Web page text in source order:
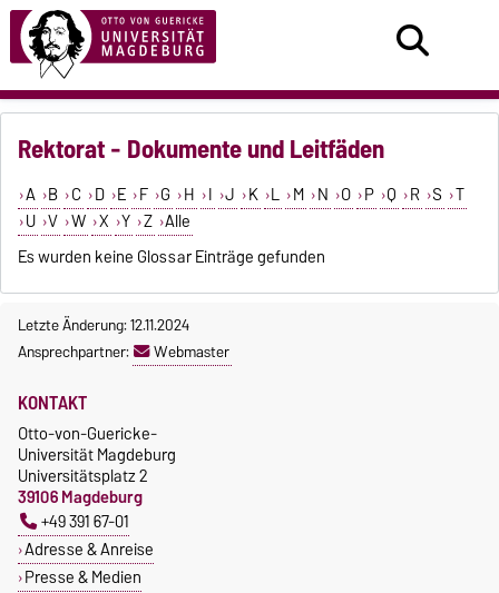
Rektorat - Dokumente und Leitfäden
A B C D E F G H I J K L M N O P Q R S T
U V W X Y Z Alle
Es wurden keine Glossar Einträge gefunden
Letzte Änderung: 12.11.2024
Ansprechpartner:
Webmaster
KONTAKT
Otto-von-Guericke-
Universität Magdeburg
Universitätsplatz 2
39106 Magdeburg
+49 391 67-01
Adresse & Anreise
Presse & Medien